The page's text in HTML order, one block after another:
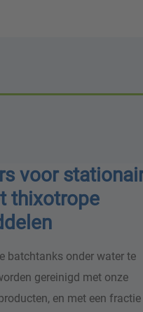
voor
thixotrope
batchtanks onder water te
gereinigd met onze
en met een fractie